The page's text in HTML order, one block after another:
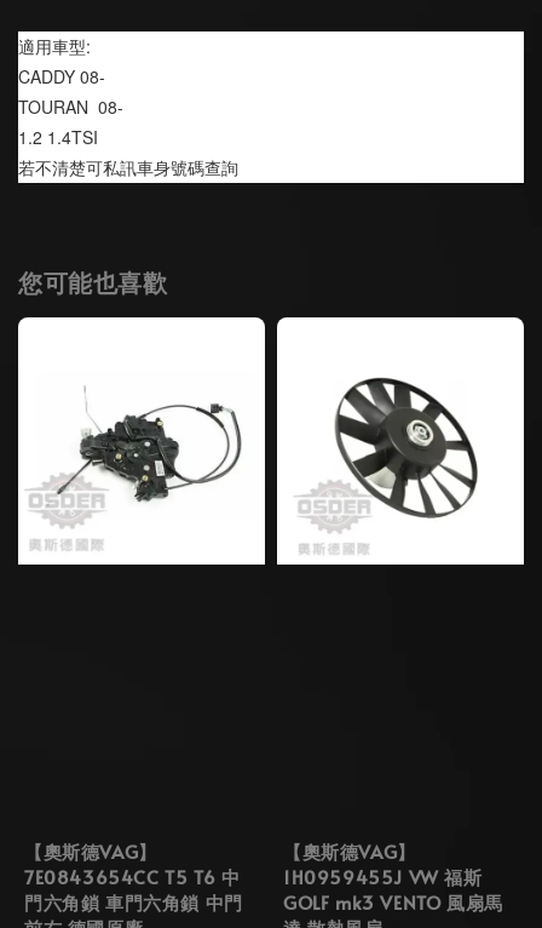
適用車型:
CADDY 08-
TOURAN  08-
1.2 1.4TSI
若不清楚可私訊車身號碼查詢
您可能也喜歡
【奧斯德VAG】
7E0843654CC T5 T6 中
門六角鎖 車門六角鎖 中門
【奧斯德VAG】
1H0959455J VW 福斯
GOLF mk3 VENTO 風扇馬